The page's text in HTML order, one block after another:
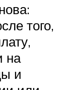
того,
на
и